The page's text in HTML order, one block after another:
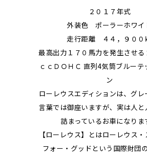
２０１７年式
外装色 ポーラーホワイ
走行距離 ４４，９００
最高出力１７０馬力を発生させる
ｃｃＤＯＨＣ 直列4気筒ブルーテ
ン
ローレウスエディションは、グレ
言葉では御座いますが、実は人
詰まっているお車になりま
【ローレウス】とはローレウス・
フォー・グッドという国際財団